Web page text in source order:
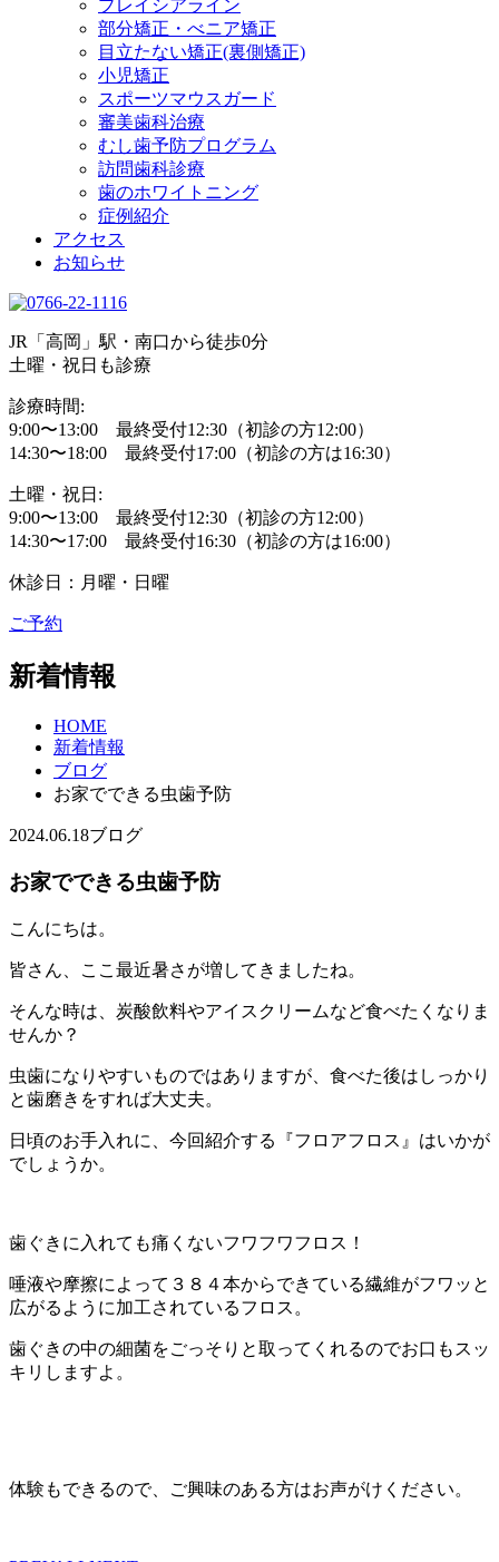
プレイシアライン
部分矯正・べニア矯正
目立たない矯正(裏側矯正)
小児矯正
スポーツマウスガード
審美歯科治療
むし歯予防プログラム
訪問歯科診療
歯のホワイトニング
症例紹介
アクセス
お知らせ
JR「高岡」駅・南口から徒歩0分
土曜・祝日も診療
診療時間:
9:00〜13:00 最終受付12:30（初診の方12:00）
14:30〜18:00 最終受付17:00（初診の方は16:30）
土曜・祝日:
9:00〜13:00 最終受付12:30（初診の方12:00）
14:30〜17:00 最終受付16:30（初診の方は16:00）
休診日：月曜・日曜
ご予約
新着情報
HOME
新着情報
ブログ
お家でできる虫歯予防
2024.06.18ブログ
お家でできる虫歯予防
こんにちは。
皆さん、ここ最近暑さが増してきましたね。
そんな時は、炭酸飲料やアイスクリームなど食べたくなりま
せんか？
虫歯になりやすいものではありますが、食べた後はしっかり
と歯磨きをすれば大丈夫。
日頃のお手入れに、今回紹介する『フロアフロス』はいかが
でしょうか。
歯ぐきに入れても痛くないフワフワフロス！
唾液や摩擦によって３８４本からできている繊維がフワッと
広がるように加工されているフロス。
歯ぐきの中の細菌をごっそりと取ってくれるのでお口もスッ
キリしますよ。
体験もできるので、ご興味のある方はお声がけください。